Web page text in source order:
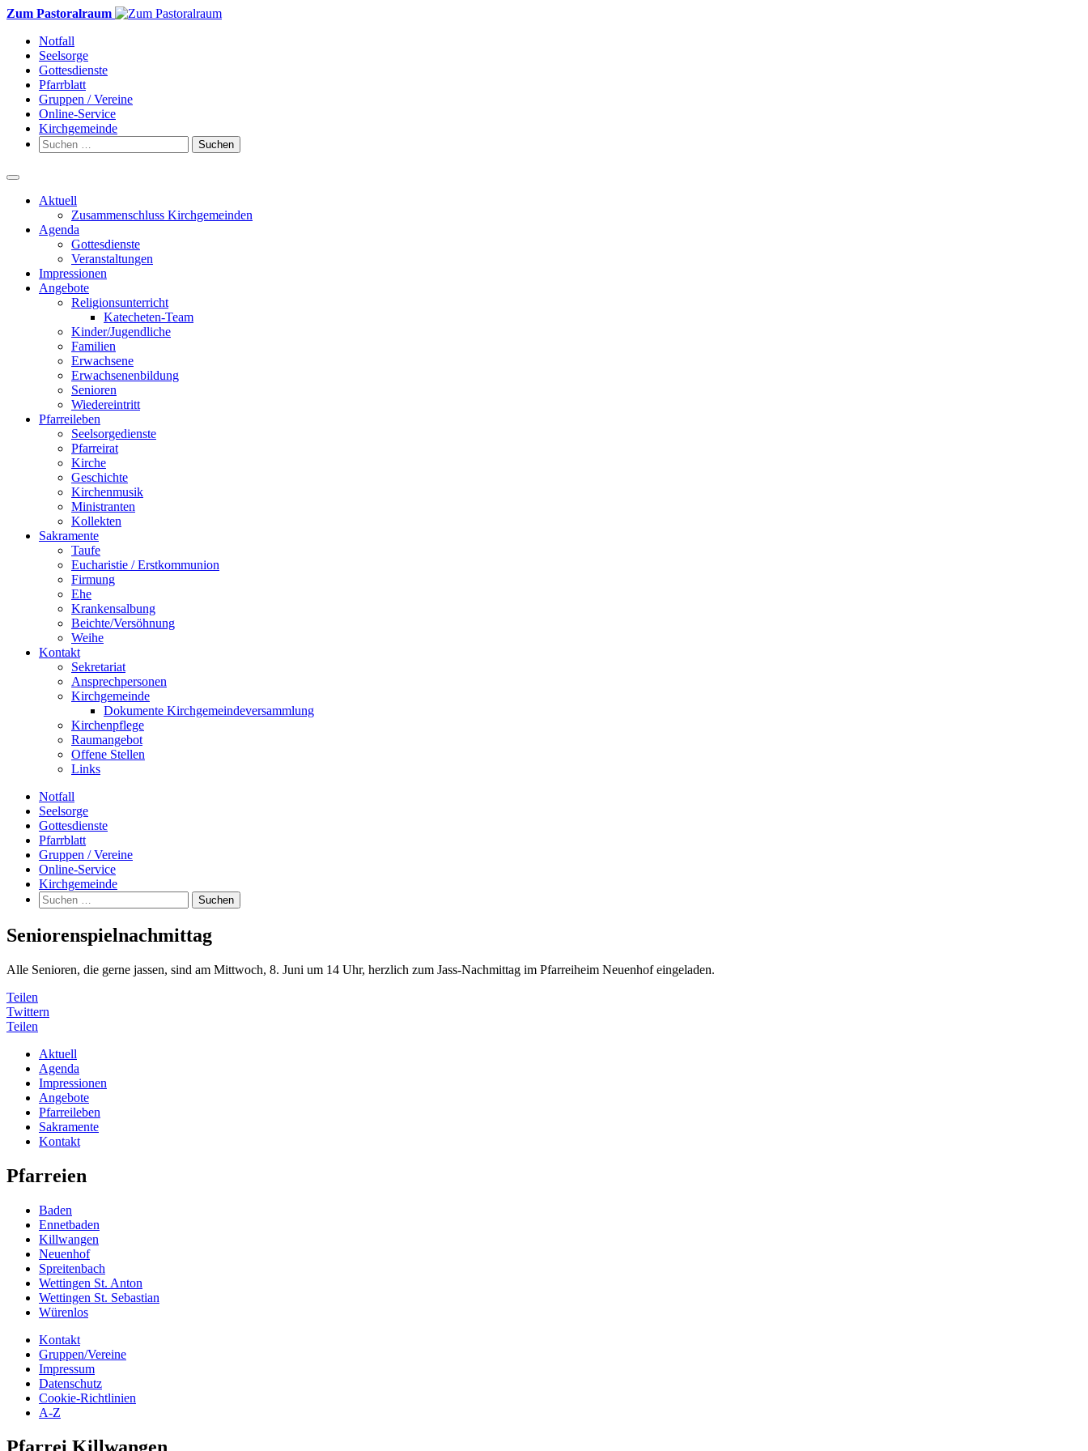
Weiter
Inhalt
Zum Pastoralraum
Notfall
Seelsorge
Gottesdienste
Pfarrblatt
Gruppen / Vereine
Online-Service
Kirchgemeinde
Suchen
nach:
Aktuell
Zusammenschluss Kirchgemeinden
Agenda
Gottesdienste
Veranstaltungen
Impressionen
Angebote
Religionsunterricht
Katecheten-Team
Kinder/Jugendliche
Familien
Erwachsene
Erwachsenenbildung
Senioren
Wiedereintritt
Pfarreileben
Seelsorgedienste
Pfarreirat
Kirche
Geschichte
Kirchenmusik
Ministranten
Kollekten
Sakramente
Taufe
Eucharistie / Erstkommunion
Firmung
Ehe
Krankensalbung
Beichte/Versöhnung
Weihe
Kontakt
Sekretariat
Ansprechpersonen
Kirchgemeinde
Dokumente Kirchgemeindeversammlung
Kirchenpflege
Raumangebot
Offene Stellen
Links
Notfall
Seelsorge
Gottesdienste
Pfarrblatt
Gruppen / Vereine
Online-Service
Kirchgemeinde
Suchen
nach:
Seniorenspielnachmittag
Alle Senioren, die gerne jassen, sind am Mittwoch, 8. Juni um 14 Uhr, herzlich zum Jass-Nachmittag im Pfarreiheim Neuenhof eingeladen.
Teilen
Twittern
Teilen
Aktuell
Agenda
Impressionen
Angebote
Pfarreileben
Sakramente
Kontakt
Pfarreien
Baden
Ennetbaden
Killwangen
Neuenhof
Spreitenbach
Wettingen St. Anton
Wettingen St. Sebastian
Würenlos
Kontakt
Gruppen/Vereine
Impressum
Datenschutz
Cookie-Richtlinien
A-Z
Pfarrei Killwangen